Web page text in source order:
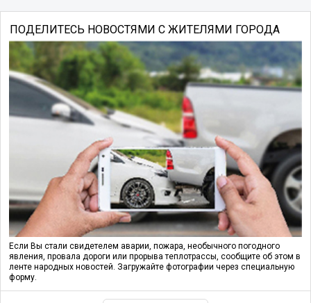
ПОДЕЛИТЕСЬ НОВОСТЯМИ С ЖИТЕЛЯМИ ГОРОДА
Если Вы стали свидетелем аварии, пожара, необычного погодного
явления, провала дороги или прорыва теплотрассы, сообщите об этом в
ленте народных новостей. Загружайте фотографии через специальную
форму.